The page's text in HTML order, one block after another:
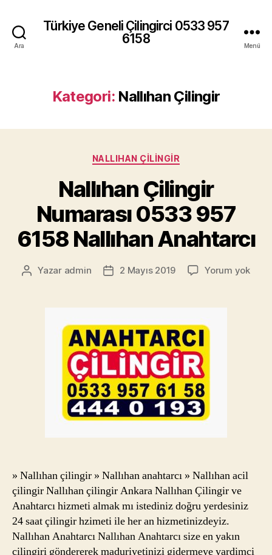
Ara
Türkiye Geneli Çilingirci 0533 957
6158
Menü
Kategori: Nallıhan Çilingir
Kategoriler
NALLIHAN ÇILINGIR
Nallıhan Çilingir
Numarası 0533 957
6158 Nallıhan Anahtarcı
Yazının
Yazar admin
Yazı2 Mayıs 2019 Yorum yok
» Nallıhan çilingir » Nallıhan anahtarcı » Nallıhan acil
çilingir Nallıhan çilingir Ankara Nallıhan Çilingir ve
Anahtarcı hizmeti almak mı istediniz doğru yerdesiniz
24 saat çilingir hzimeti ile her an hizmetinizdeyiz.
Nallıhan Anahtarcı Nallıhan Anahtarcı size en yakın
çilingiri göndererek maduriyetinizi gidermeye yardimci